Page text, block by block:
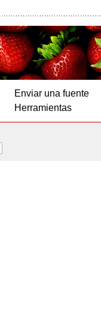
Enviar una fuente
Herramientas